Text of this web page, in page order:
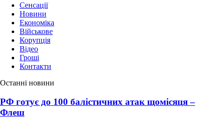
Сенсації
Новини
Економіка
Військове
Корупція
Відео
Гроші
Контакти
Останні новини
РФ готує до 100 балістичних атак щомісяця –
Флеш